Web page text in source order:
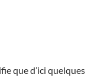
que d’ici quelques